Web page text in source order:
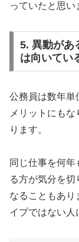
っていたと思い
5. 異動があ
は向いてい
公務員は数年単
メリットにも
ります。
同じ仕事を何
る方が気分を
なることもあり
イプではない人